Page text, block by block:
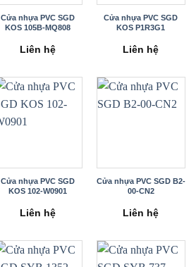
Cửa nhựa PVC SGD
KOS 105B-MQ808
Liên hệ
Cửa nhựa PVC SGD
KOS P1R3G1
Liên hệ
Cửa nhựa PVC SGD
KOS 102-W0901
Liên hệ
Cửa nhựa PVC SGD B2-
00-CN2
Liên hệ